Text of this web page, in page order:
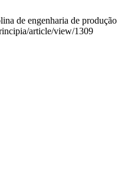
de engenharia de
article/view/1309